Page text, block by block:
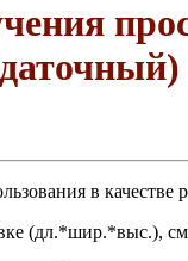
в
(дл.*шир.*выс.),